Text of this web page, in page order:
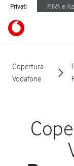
Privati P.IVA e
Copertura
Vodafone